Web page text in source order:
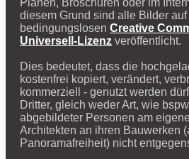
diesem Grund sind alle Bilder
bedingungslosen Creative
Universell-Lizenz veröffentlicht.
Dies bedeutet, dass die
kostenfrei kopiert, verändert,
kommerziell - genutzt werden
Dritter, gleich weder Art, wie
abgebildeter Personen am
Architekten an ihren Bauwerken
Panoramafreiheit) nicht